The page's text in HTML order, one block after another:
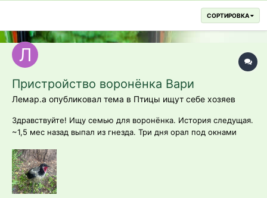
СОРТИРОВКА
Пристройство воронёнка Вари
Лемар.а опубликовал тема в Птицы ищут себе хозяев
Здравствуйте! Ищу семью для воронёнка. История следущая.
~1,5 мес назад выпал из гнезда. Три дня орал под окнами
потом мы прочли, что еще в течение недели вороны могут
быть около гнезда. Принесли ее на то же место, и родители,
к счастью, сразу же...